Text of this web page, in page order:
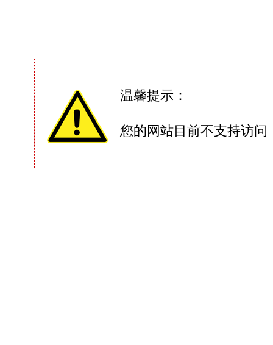
温馨提示：
您的网站目前不支持访